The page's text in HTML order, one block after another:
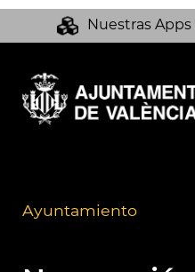
Nuestras Apps
Ayuntamiento